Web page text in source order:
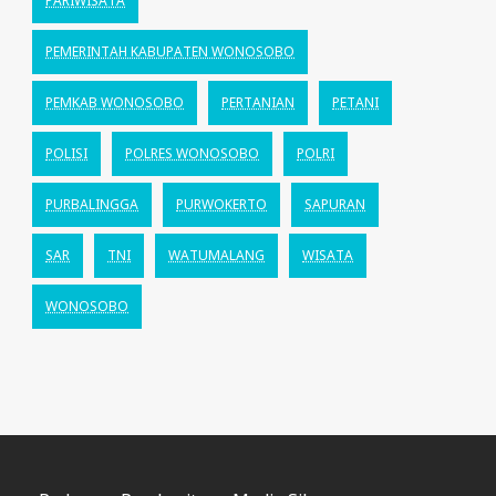
PEMERINTAH KABUPATEN WONOSOBO
PEMKAB WONOSOBO PERTANIAN PETANI
POLISI POLRES WONOSOBO POLRI
PURBALINGGA PURWOKERTO SAPURAN
SAR TNI WATUMALANG WISATA
WONOSOBO